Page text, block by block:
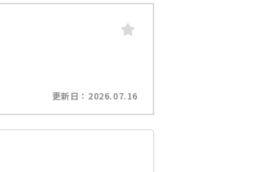
更新日： 2026.07.16